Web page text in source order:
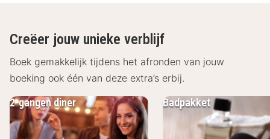
Haven in Burgstaaken– 650 m
Kerk St. Nikolai Fehnmarn – 1,4 km
Peter Wiepert Museum – 1,5 km
Eilanden van de Oostzee – 3 km
Faciliteiten Hafen Hotel Schützenhof
In het Hafen Hotel Schützenhof kun je rekenen op
Creëer jouw unieke verblijf
Boek gemakkelijk tijdens het afronden van jouw
boeking ook één van deze extra’s erbij.
2-gangen diner Badpakket